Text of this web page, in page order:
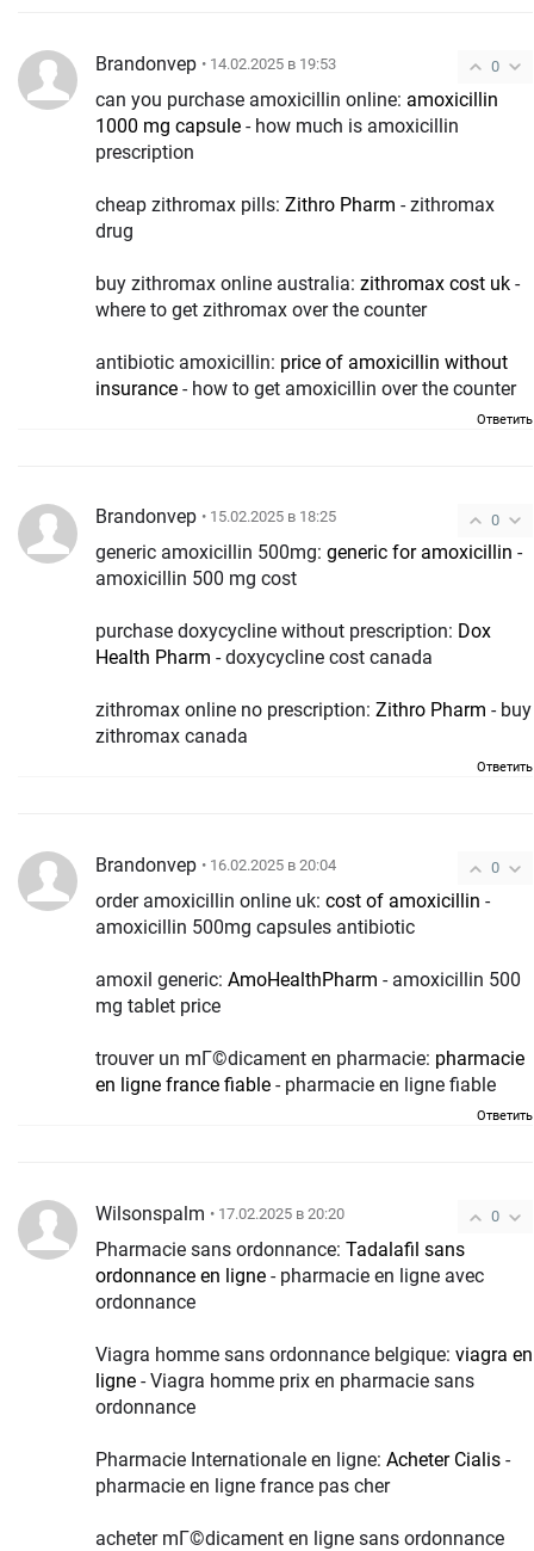
0
Brandonvep • 14.02.2025 в 19:53
can you purchase amoxicillin online: amoxicillin
1000 mg capsule - how much is amoxicillin
prescription
cheap zithromax pills: Zithro Pharm - zithromax
drug
buy zithromax online australia: zithromax cost uk -
where to get zithromax over the counter
antibiotic amoxicillin: price of amoxicillin without
insurance - how to get amoxicillin over the counter
Ответить
0
Brandonvep • 15.02.2025 в 18:25
generic amoxicillin 500mg: generic for amoxicillin -
amoxicillin 500 mg cost
purchase doxycycline without prescription: Dox
Health Pharm - doxycycline cost canada
zithromax online no prescription: Zithro Pharm - buy
zithromax canada
Ответить
0
Brandonvep • 16.02.2025 в 20:04
order amoxicillin online uk: cost of amoxicillin -
amoxicillin 500mg capsules antibiotic
amoxil generic: AmoHealthPharm - amoxicillin 500
mg tablet price
trouver un mГ©dicament en pharmacie: pharmacie
en ligne france fiable - pharmacie en ligne fiable
Ответить
0
Wilsonspalm • 17.02.2025 в 20:20
Pharmacie sans ordonnance: Tadalafil sans
ordonnance en ligne - pharmacie en ligne avec
ordonnance
Viagra homme sans ordonnance belgique: viagra en
ligne - Viagra homme prix en pharmacie sans
ordonnance
Pharmacie Internationale en ligne: Acheter Cialis -
pharmacie en ligne france pas cher
acheter mГ©dicament en ligne sans ordonnance